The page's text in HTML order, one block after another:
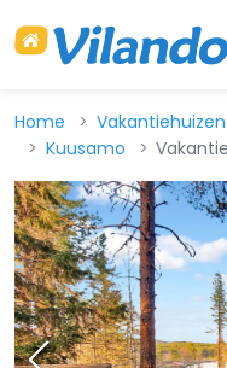
Home Vakantiehuizen
Kuusamo